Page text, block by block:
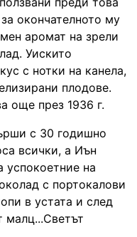
окончателното му
аромат на зрели
Уискито
с нотки на канела,
плодове.
още през 1936 г.
с 30 годишно
всички, а Иън
успокоетние на
с портокалови
в устата и след
малц...Светът